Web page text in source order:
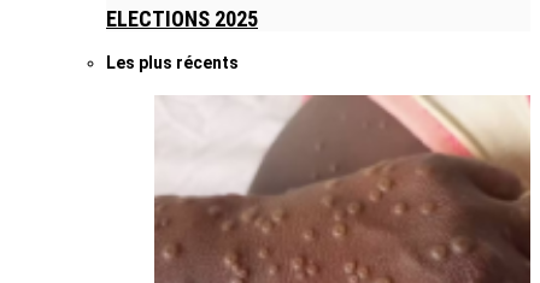
ELECTIONS 2025
Les plus récents